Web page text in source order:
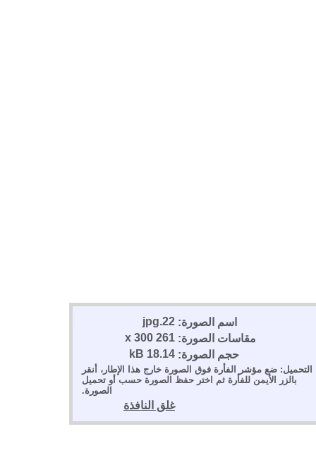
اسم الصورة: 22.jpg
مقاسات الصورة: 261 x 300
حجم الصورة: 18.14 kB
التحميل: ضع مؤشر الفأرة فوق الصورة خارج هذا الإطار، أنقر
بالزر الأيمن للفأرة ثم اختر حفظ الصورة حسب أو تحميل
الصورة.
غلق النافذة